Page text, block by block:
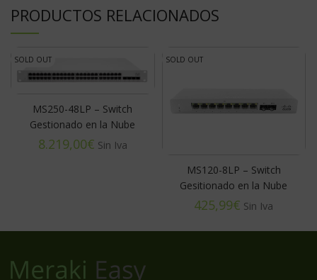
PRODUCTOS RELACIONADOS
SOLD OUT
MS250-48LP – Switch
Gestionado en la Nube
€
SOLD OUT
MS120-8LP – Switch
Gesitionado en la Nube
€